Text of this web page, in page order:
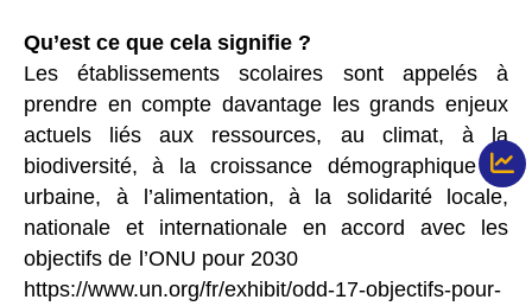
Qu’est ce que cela signifie ?
Les établissements scolaires sont appelés à
prendre en compte davantage les grands enjeux
actuels liés aux ressources, au climat, à la
biodiversité, à la croissance démographique et
urbaine,
à l’alimentation, à la solidarité locale,
nationale et internationale en accord avec les
objectifs de l’ONU pour 2030
https://www.un.org/fr/exhibit/odd-17-objectifs-pour-